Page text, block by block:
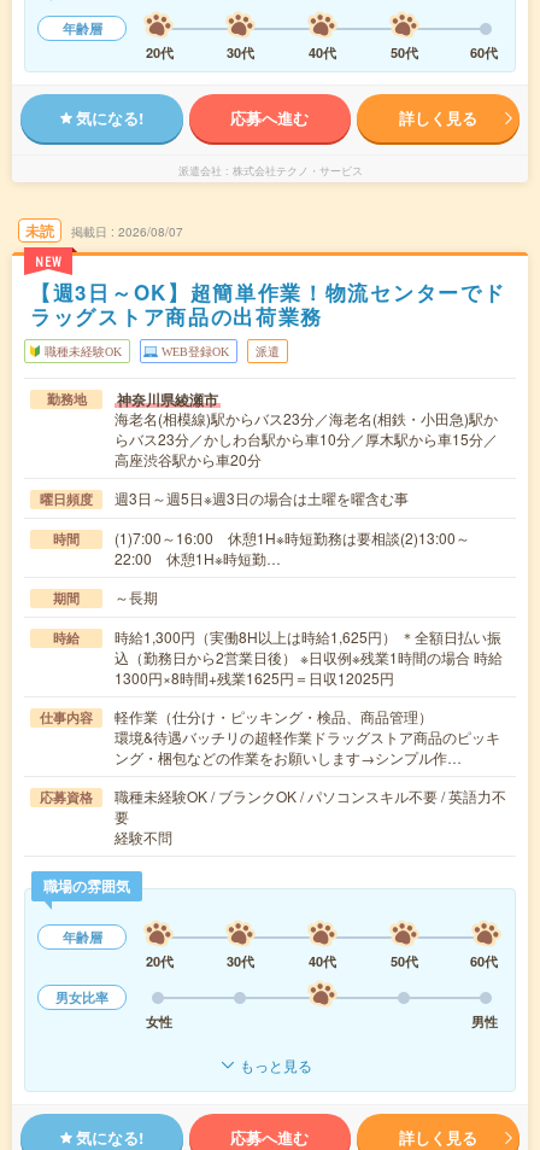
年齢層
20代
30代 40代 50代 60代
気になる! 応募へ進む 詳しく見る
派遣会社 株式会社テクノ・サービス
未読
NEW
掲載日 2026/08/07
【週3日～OK】超簡単作業！物流センターでド
ラッグストア商品の出荷業務
職種未経験OK WEB登録OK 派遣
勤務地 神奈川県綾瀬市
海老名(相模線)駅からバス23分／海老名(相鉄・小田急)駅か
らバス23分／かしわ台駅から車10分／厚木駅から車15分／
高座渋谷駅から車20分
曜日頻度 週3日～週5日※週3日の場合は土曜を曜含む事
時間
(1)7:00～16:00 休憩1H※時短勤務は要相談(2)13:00～
22:00 休憩1H※時短勤…
期間 ～長期
時給
時給1,300円（実働8H以上は時給1,625円） ＊全額日払い振
込（勤務日から2営業日後） ※日収例※残業1時間の場合 時給
1300円×8時間+残業1625円＝日収12025円
仕事内容
軽作業（仕分け・ピッキング・検品、商品管理）
環境&待遇バッチリの超軽作業ドラッグストア商品のピッキ
ング・梱包などの作業をお願いします→シンプル作…
応募資格
職種未経験OK / ブランクOK / パソコンスキル不要 / 英語力不
要
経験不問
職場の雰囲気
年齢層
20代
30代 40代 50代
60代
男女比率
女性
男性
もっと見る
気になる! 応募へ進む 詳しく見る